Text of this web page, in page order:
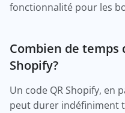
fonctionnalité pour les
Combien de temps
Shopify?
Un code QR Shopify, en
peut durer indéfiniment